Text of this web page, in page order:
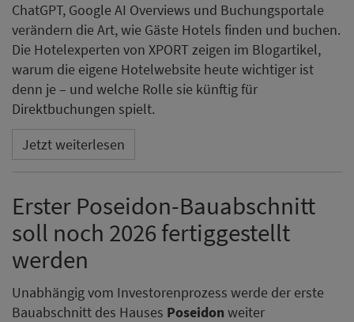
ChatGPT, Google AI Overviews und Buchungsportale
verändern die Art, wie Gäste Hotels finden und buchen.
Die Hotelexperten von XPORT zeigen im Blogartikel,
warum die eigene Hotelwebsite heute wichtiger ist
denn je – und welche Rolle sie künftig für
Direktbuchungen spielt.
Jetzt weiterlesen
Erster Poseidon-Bauabschnitt
soll noch 2026 fertiggestellt
werden
Unabhängig vom Investorenprozess werde der erste
Bauabschnitt des Hauses Poseidon weiter